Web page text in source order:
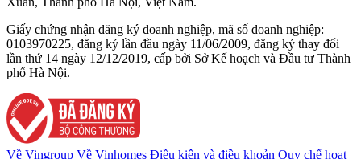
Giấy chứng nhận đăng ký doanh nghiệp, mã số doanh nghiệp:
0103970225, đăng ký lần đầu ngày 11/06/2009, đăng ký thay đổi
lần thứ 14 ngày 12/12/2019, cấp bởi Sở Kế hoạch và Đầu tư Thành
phố Hà Nội.
Về Vingroup Về Vinhomes Điều kiện và điều khoản Quy chế hoạt